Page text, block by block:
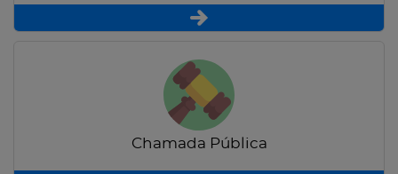
Chamada Pública